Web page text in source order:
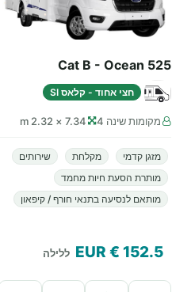
Cat B - Ocean 525
חצי אחוד - קלאס SI
מקומות שינה 4 7.34 × 2.32 m
מזגן קדמי מקלחת
שירותים
מותרת הסעת חיות מחמד
מותאם לנסיעה בתנאי חורף / קיפאון
152.5
€ EUR ללילה